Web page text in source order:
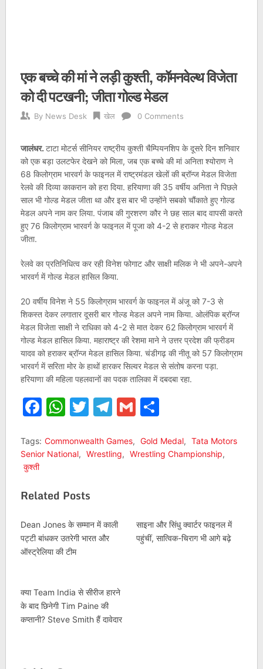
एक बच्चे की मां ने लड़ी कुश्ती, कॉमनवेल्थ विजेता
को दी पटखनी; जीता गोल्ड मेडल
By News Desk खेल 0 Comments
जालंधर. टाटा मोटर्स सीनियर राष्ट्रीय कुश्ती चैम्पियनशिप के दूसरे दिन शनिवार
को एक बड़ा उलटफेर देखने को मिला, जब एक बच्चे की मां अनिता श्योराण ने
68 किलोग्राम भारवर्ग के फाइनल में राष्ट्रमंडल खेलों की ब्रॉन्ज मेडल विजेता
रेलवे की दिव्या काकरान को हरा दिया. हरियाणा की 35 वर्षीय अनिता ने पिछले
साल भी गोल्ड मेडल जीता था और इस बार भी उन्होंने सबको चौंकाते हुए गोल्ड
मेडल अपने नाम कर लिया. पंजाब की गुरशरण कौर ने छह साल बाद वापसी करते
हुए 76 किलोग्राम भारवर्ग के फाइनल में पूजा को 4-2 से हराकर गोल्ड मेडल
जीता.
रेलवे का प्रतिनिधित्व कर रही विनेश फोगाट और साक्षी मलिक ने भी अपने-अपने
भारवर्ग में गोल्ड मेडल हासिल किया.
20 वर्षीय विनेश ने 55 किलोग्राम भारवर्ग के फाइनल में अंजू को 7-3 से
शिकस्त देकर लगातार दूसरी बार गोल्ड मेडल अपने नाम किया. ओलंपिक ब्रॉन्ज
मेडल विजेता साक्षी ने राधिका को 4-2 से मात देकर 62 किलोग्राम भारवर्ग में
गोल्ड मेडल हासिल किया. महाराष्ट्र की रेशमा माने ने उत्तर प्रदेश की फ्रीडम
यादव को हराकर ब्रॉन्ज मेडल हासिल किया. चंडीगढ़ की नीतू को 57 किलोग्राम
भारवर्ग में सरिता मोर के हाथों हारकर सिल्वर मेडल से संतोष करना पड़ा.
हरियाणा की महिला पहलवानों का पदक तालिका में दबदबा रहा.
Facebook
WhatsApp
Twitter
Telegram
GmailShare
Tags: Commonwealth Games, Gold Medal, Tata Motors
Senior National, Wrestling, Wrestling Championship,
कुश्ती
Related Posts
Dean Jones के सम्मान में काली
पट्टी बांधकर उतरेगी भारत और
ऑस्ट्रेलिया की टीम
साइना और सिंधु क्वार्टर फाइनल में
पहुंचीं, सात्विक-चिराग भी आगे बढ़े
क्या Team India से सीरीज हारने
के बाद छिनेगी Tim Paine की
कप्तानी? Steve Smith हैं दावेदार